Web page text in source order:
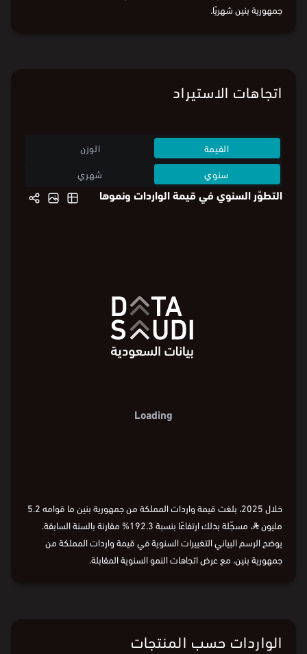
جمهورية بنين شهريًا.
اتجاهات الاستيراد
القيمة
الوزن
سنوي
شهري
التطوّر السنوي في قيمة الواردات ونموها
Loading
خلال 2025، بلغت قيمة واردات المملكة من جمهورية بنين ما قوامه 5.2
مليون⃁، مسجّلة بذلك ارتفاعًا بنسبة 192.3% مقارنة بالسنة السابقة.
يوضح الرسم البياني التغييرات السنوية في قيمة واردات المملكة من
جمهورية بنين، مع عرض اتجاهات النمو السنوية المقابلة.
الواردات حسب المنتجات